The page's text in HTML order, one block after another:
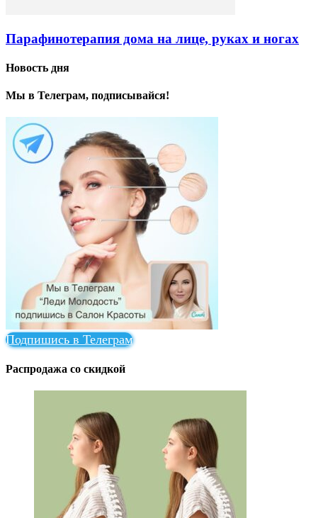
Парафинотерапия дома на лице, руках и ногах
Новость дня
Мы в Телеграм, подписывайся!
Подпишись в Телеграм
Распродажа со скидкой